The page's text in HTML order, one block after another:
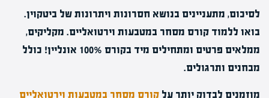
לסיכום, מתעניינים בנושא חסרונות ויתרונות של ביטקוין.
בואו ללמוד קורס מסחר במטבעות וירטואליים. מקליקים,
ממלאים פרטים ומתחילים מיד בקורס 100% אונליין! כולל
מבחנים ותרגולים.
מוזמנים לבדוק יותר על קורס מסחר במטבעות וירטואליים